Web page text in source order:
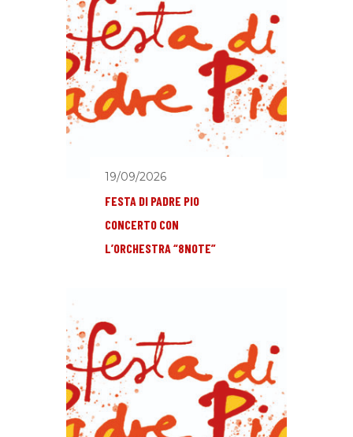
19/09/2026
FESTA DI PADRE PIO
CONCERTO CON
L’ORCHESTRA “8NOTE”